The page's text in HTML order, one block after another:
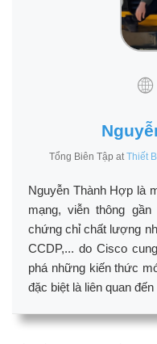
Tổng Biên Tập at Thiết
Nguyễn Thành Hợp là
mạng, viễn thông
chứng chỉ chất lượng
CCDP,... do Cisco
phá những kiến thức
đặc biệt là liên quan